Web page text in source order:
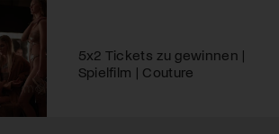
5x2 Tickets zu gewinnen |
Spielfilm | Couture